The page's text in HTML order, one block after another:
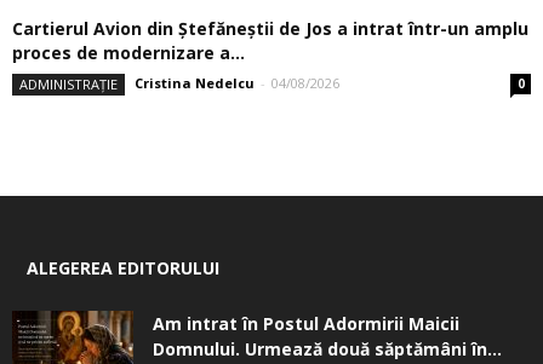
Cartierul Avion din Ştefăneştii de Jos a intrat într-un amplu
proces de modernizare a...
ADMINISTRAȚIE Cristina Nedelcu - 04/08/2026 0
ALEGEREA EDITORULUI
Am intrat în Postul Adormirii Maicii
Domnului. Urmează două săptămâni în...